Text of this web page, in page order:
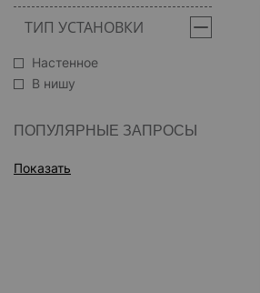
ТИП УСТАНОВКИ
Настенное
В нишу
ПОПУЛЯРНЫЕ ЗАПРОСЫ
Показать